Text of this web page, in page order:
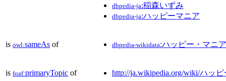
dbpedia-ja:稲森いずみ
dbpedia-ja:ハッピーマニア
is owl:sameAs of dbpedia-wikidata:ハッピー・マニア
is foaf:primaryTopic of http://ja.wikipedia.org/wiki/ハッ